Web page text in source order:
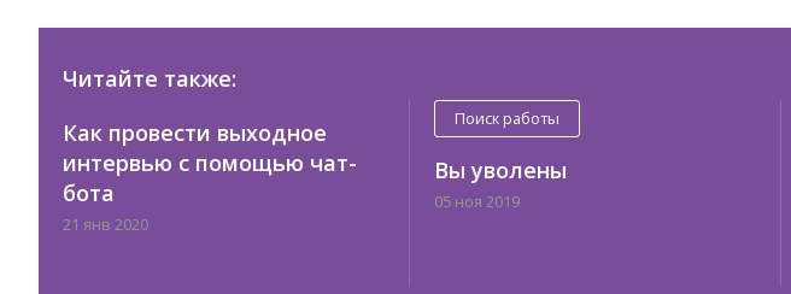
Читайте также:
Как провести выходное
интервью с помощью чат-
бота
21 янв 2020
Поиск работы
Вы уволены
05 ноя 2019